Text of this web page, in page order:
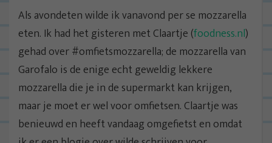
Als avondeten wilde ik vanavond per se mozzarella
eten. Ik had het gisteren met Claartje (foodness.nl)
gehad over #omfietsmozzarella; de mozzarella van
Garofalo is de enige echt geweldig lekkere
mozzarella die je in de supermarkt kan krijgen,
maar je moet er wel voor omfietsen. Claartje was
benieuwd en heeft vandaag omgefietst en omdat